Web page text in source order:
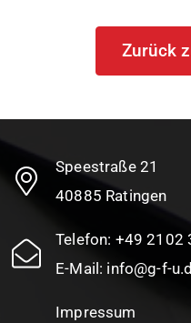
Zurück
Speestraße 21
40885 Ratingen
Telefon: +49 2102
E-Mail: info@g-f-
Impressum